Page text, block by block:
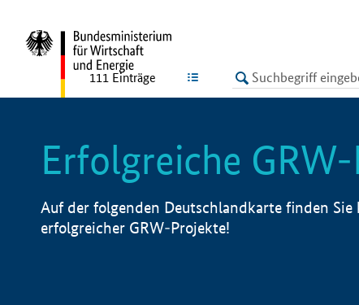
LISTE
111 Einträge
Erfolgreiche
Auf der folgenden Deutschlandkarte finden Sie
erfolgreicher GRW-Projekte!